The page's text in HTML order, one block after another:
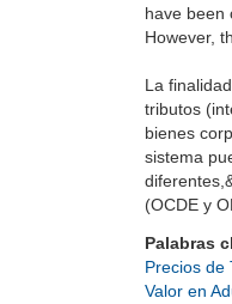
have been
However,
La
tributos
bienes
sistema
(OCDE y
Palabras
Precios de
Valor en